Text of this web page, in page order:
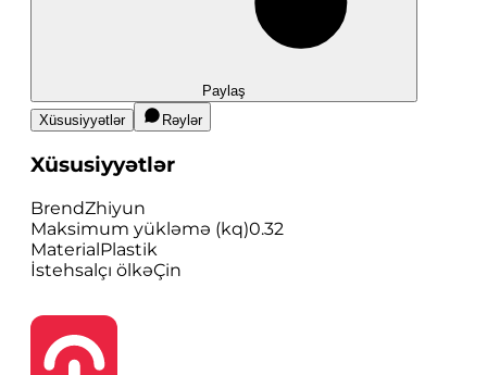
Paylaş
Xüsusiyyətlər
Rəylər
Xüsusiyyətlər
BrendZhiyun
Maksimum yükləmə (kq)0.32
MaterialPlastik
İstehsalçı ölkəÇin